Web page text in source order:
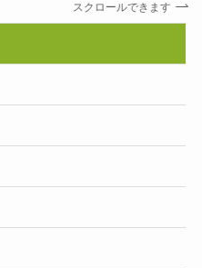
スクロールできます